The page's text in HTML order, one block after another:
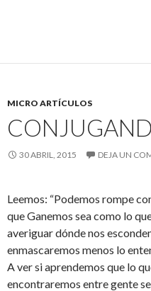
MICRO ARTÍCULOS
30 ABRIL, 2015 DEJA UN
Leemos: “Podemos rompe
que Ganemos sea como lo
averiguar dónde nos
enmascaremos menos lo
A ver si aprendemos que lo
encontraremos entre gente